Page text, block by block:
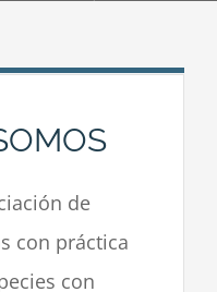
de
con práctica
con